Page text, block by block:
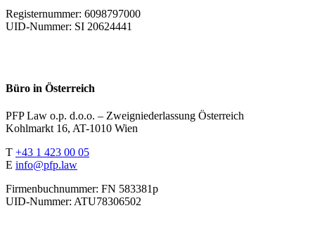
Registernummer: 6098797000
UID-Nummer: SI 20624441
Büro in Österreich
PFP Law o.p. d.o.o. – Zweigniederlassung Österreich
Kohlmarkt 16, AT-1010 Wien
T +43 1 423 00 05
E info@pfp.law
Firmenbuchnummer: FN 583381p
UID-Nummer: ATU78306502